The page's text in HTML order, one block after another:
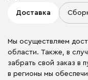
Доставка
Мы осуществляем
области. Также, в
забрать свой заказ в
в регионы мы